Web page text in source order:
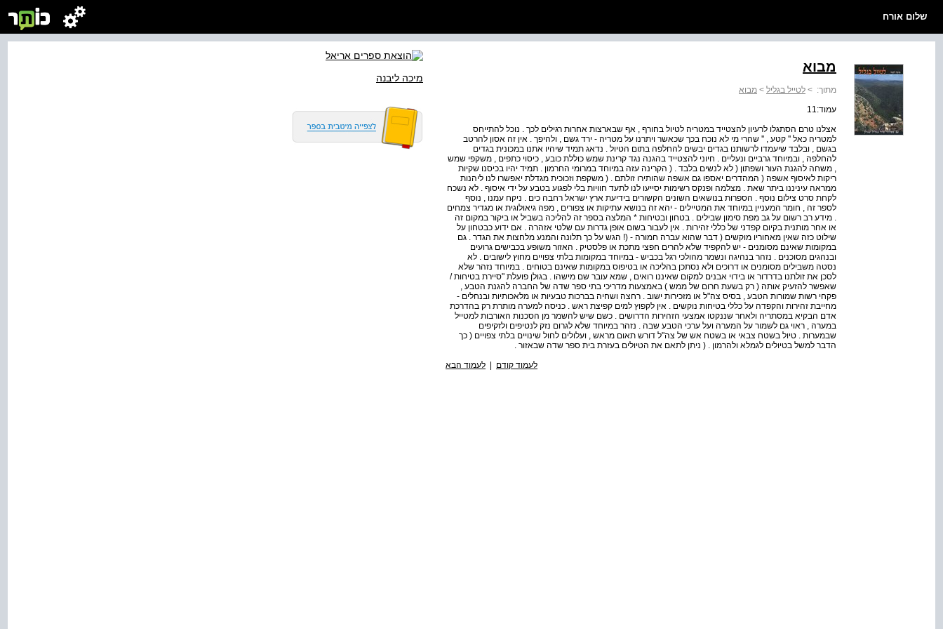
שלום אורח
מבוא
מתוך: > לטייל בגליל > מבוא
עמוד:11
אצלנו טרם הסתגלו לרעיון להצטייד במטריה לטיול בחורף , אף שבארצות אחרות רגילים לכך . נוכל להתייחס
למטריה כאל '' קטע , '' שהרי מי לא נוכח בכך שכאשר ויתרנו על מטריה - ירד גשם , ולהיפך . אין זה אסון להרטב
בגשם , ובלבד שיעמדו לרשותנו בגדים יבשים להחלפה בתום הטיול . נדאג תמיד שיהיו אתנו במכונית בגדים
להחלפה , ובמיוחד גרביים ונעליים . חיוני להצטייד בהגנה נגד קרינת שמש כוללת כובע , כיסוי כתפים , משקפי שמש
, משחה להגנת העור ושפתון ( לא לנשים בלבד . ( הקרינה עזה במיוחד במרומי החרמון . תמיד יהיו בכיסנו שקיות
ריקות לאיסוף אשפה ( המהדרים יאספו גם אשפה שהותירו זולתם . ( משקפת וזכוכית מגדלת יאפשרו לנו ליהנות
ממראה עיניננו ביתר שאת . מצלמה ופנקס רשימות יסייעו לנו לתעד חוויות בלי לפגוע בטבע על ידי איסוף . לא נשכח
לקחת סרט צילום נוסף . הספרות בנושאים השונים הקשורים בידיעת ארץ ישראל רחבה כים . ניקח עמנו , נוסף
לספר זה , חומר המעניין במיוחד את המטיילים - יהא זה בנושא עתיקות או צפורים , מפה גיאולוגית או מגדיר צמחים
. מידע רב רשום על גב מפת סימון שבילים . בטחון ובטיחות * המלצה בספר זה להליכה בשביל או ביקור במקום זה
או אחר מותנית בקיום קפדני של כללי זהירות . אין לעבור בשום אופן גדרות עם שלטי אזהרה . אם ידוע כבטחון על
שילוט כזה שאין מאחוריו מוקשים ( דבר שהוא עברה חמורה - (! הגש על כך תלונה והמנע מלחצות את הגדר . גם
במקומות שאינם מסומנים - יש להקפיד שלא להרים חפצי מתכת או פלסטיק . האזור משופע בכבישים גרועים
ובנהגים מסוכנים . נזהר בנהיגה ונשמר מהולכי רגל בכביש - במיוחד במקומות בלתי צפויים מחוץ לישובים . לא
נסטה משבילים מסומנים או דרוכים ולא נסתכן בהליכה או בטיפוס במקומות שאינם בטוחים . במיוחד נזהר שלא
לסכן את זולתנו בדרדור או בידוי אבנים למקום שאיננו רואים , שמא עובר שם מישהו . בגולן פועלת "סיירת בטיחות /
שאפשר להזעיק אותה ( רק בשעת חרום של ממש ) באמצעות מדריכי בתי ספר שדה של החברה להגנת הטבע ,
פקחי רשות שמורות הטבע , בסיס צה"ל או מזכירות ישוב . רחצה ושחיה בברכות טבעיות או מלאכותיות ובנחלים -
מחייבת זהירות והקפדה על כללי בטיחות נוקשים . אין לקפוץ למים קפיצת ראש . כניסה למערה מותרת רק בהדרכת
אדם הבקיא במסתריה ולאחר שננקטו אמצעי הזהירות הדרושים . כשם שיש להשמר מן הסכנות האורבות למטייל
במערה , ראוי גם לשמור על המערה ועל ערכי הטבע שבה . נזהר במיוחד שלא לגרום נזק לנטיפים ולזקיפים
שבמערות . טיול בשטח צבאי או בשטח אש של צה"ל דורש תאום מראש , ועלולים לחול שינויים בלתי צפויים ( כך
הדבר למשל בטיולים לגמלא ולהרמון . ( ניתן לתאם את הטיולים בעזרת בית ספר שדה שבאזור .
לעמוד קודם | לעמוד הבא
מיכה ליבנה